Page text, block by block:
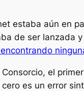
estaba aún en
de ser lanzada
el
es un error